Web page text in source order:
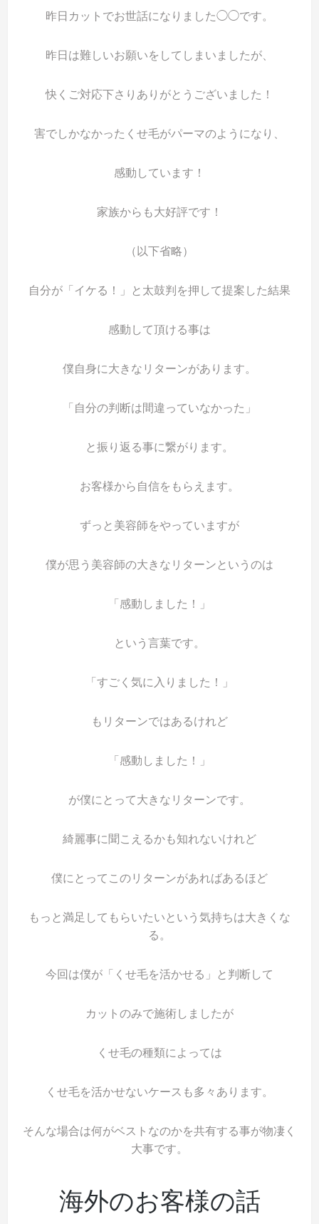
昨日カットでお世話になりました◯◯です。
昨日は難しいお願いをしてしまいましたが、
快くご対応下さりありがとうございました！
害でしかなかったくせ毛がパーマのようになり、
感動しています！
家族からも大好評です！
（以下省略）
自分が「イケる！」と太鼓判を押して提案した結果
感動して頂ける事は
僕自身に大きなリターンがあります。
「自分の判断は間違っていなかった」
と振り返る事に繋がります。
お客様から自信をもらえます。
ずっと美容師をやっていますが
僕が思う美容師の大きなリターンというのは
「感動しました！」
という言葉です。
「すごく気に入りました！」
もリターンではあるけれど
「感動しました！」
が僕にとって大きなリターンです。
綺麗事に聞こえるかも知れないけれど
僕にとってこのリターンがあればあるほど
もっと満足してもらいたいという気持ちは大きくな
る。
今回は僕が「くせ毛を活かせる」と判断して
カットのみで施術しましたが
くせ毛の種類によっては
くせ毛を活かせないケースも多々あります。
そんな場合は何がベストなのかを共有する事が物凄く
大事です。
海外のお客様の話